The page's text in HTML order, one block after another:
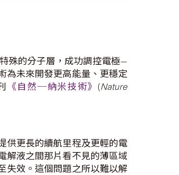
殊的分子層，成功調控電極—
為未來開發更高能量、更穩定
《自然─納米技術》 (Nature
供更長的續航里程及更輕的電
解液之間那片看不見的薄區域
失效。這個問題之所以難以解